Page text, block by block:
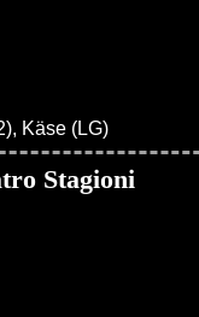
Käse (LG)
Stagioni